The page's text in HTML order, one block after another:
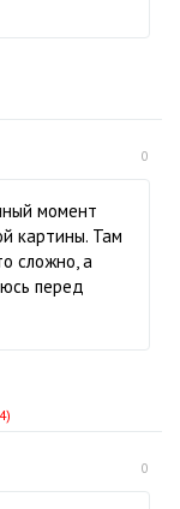
0
момент
картины. Там
сложно, а
перед
0